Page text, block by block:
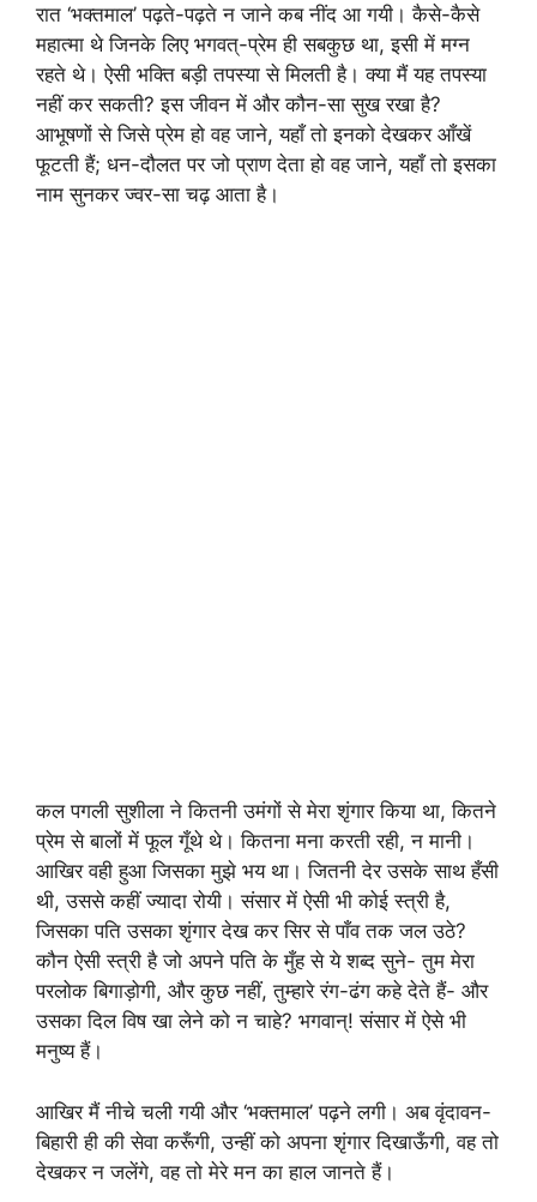
रात ‘भक्तमाल’ पढ़ते-पढ़ते न जाने कब नींद आ गयी। कैसे-कैसे
महात्मा थे जिनके लिए भगवत्-प्रेम ही सबकुछ था, इसी में मग्न
रहते थे। ऐसी भक्ति बड़ी तपस्या से मिलती है। क्या मैं यह तपस्या
नहीं कर सकती? इस जीवन में और कौन-सा सुख रखा है?
आभूषणों से जिसे प्रेम हो वह जाने, यहाँ तो इनको देखकर आँखें
फूटती हैं; धन-दौलत पर जो प्राण देता हो वह जाने, यहाँ तो इसका
नाम सुनकर ज्वर-सा चढ़ आता है।
कल पगली सुशीला ने कितनी उमंगों से मेरा शृंगार किया था, कितने
प्रेम से बालों में फूल गूँथे थे। कितना मना करती रही, न मानी।
आखिर वही हुआ जिसका मुझे भय था। जितनी देर उसके साथ हँसी
थी, उससे कहीं ज्यादा रोयी। संसार में ऐसी भी कोई स्त्री है,
जिसका पति उसका शृंगार देख कर सिर से पाँव तक जल उठे?
कौन ऐसी स्त्री है जो अपने पति के मुँह से ये शब्द सुने- तुम मेरा
परलोक बिगाड़ोगी, और कुछ नहीं, तुम्हारे रंग-ढंग कहे देते हैं- और
उसका दिल विष खा लेने को न चाहे? भगवान्! संसार में ऐसे भी
मनुष्य हैं।
आखिर मैं नीचे चली गयी और ‘भक्तमाल’ पढ़ने लगी। अब वृंदावन-
बिहारी ही की सेवा करूँगी, उन्हीं को अपना शृंगार दिखाऊँगी, वह तो
देखकर न जलेंगे, वह तो मेरे मन का हाल जानते हैं।